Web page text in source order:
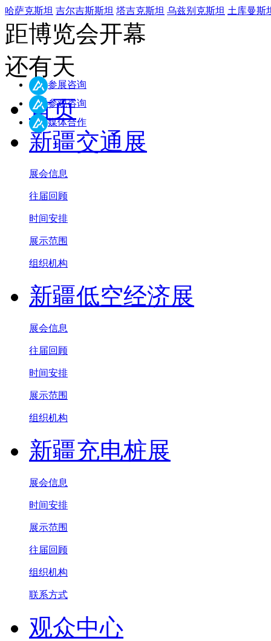
哈萨克斯坦 吉尔吉斯斯坦 塔吉克斯坦 乌兹别克斯坦 土库曼斯
距博览会开幕
还有天
首页
新疆交通展
展会信息
往届回顾
时间安排
展示范围
组织机构
新疆低空经济展
展会信息
往届回顾
时间安排
展示范围
组织机构
新疆充电桩展
展会信息
时间安排
展示范围
往届回顾
组织机构
联系方式
观众中心
参展咨询
参观咨询
媒体合作